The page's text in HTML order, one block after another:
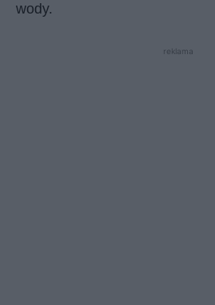
wody.
reklama